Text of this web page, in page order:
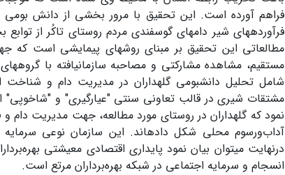
فراهم آورده است. این تحقیق با مرور بخشی از دانش
فرآورده­های شیر دام­های گوسفندی مردم روستای تاکُر از
مطالعاتی این تحقیق بر مبنای روش­های پیمایشی است که
مستقیم، مشاهده مشارکتی و مصاحبه سازمان­یافته با
شامل تحلیل دانش­بومی گله­داران در مدیریت دام و شناخت
مشتقات شیری در قالب تعاونی سنتی "عیارگیری" و "شاخوپی"
نمود که گله­داران در روستای مورد مطالعه، جهت مدیریت دام و
آداب‌ورسوم محلی شکل داده­اند. این سازمان نوعی سرمایه
درنهایت می­توان بیان نمود پایداری اقتصادی معیشتی
انسجام و سرمایه اجتماعی در شبکه بهره‌برداران مرتع است.